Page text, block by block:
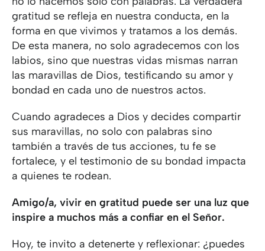
gratitud se refleja en nuestra conducta, en la
forma en que vivimos y tratamos a los demás.
De esta manera, no solo agradecemos con los
labios, sino que nuestras vidas mismas narran
las maravillas de Dios, testificando su amor y
bondad en cada uno de nuestros actos.
Cuando agradeces a Dios y decides compartir
sus maravillas, no solo con palabras sino
también a través de tus acciones, tu fe se
fortalece, y el testimonio de su bondad impacta
a quienes te rodean.
Amigo/a, vivir en gratitud puede ser una luz que
inspire a muchos más a confiar en el Señor.
Hoy, te invito a detenerte y reflexionar: ¿puedes